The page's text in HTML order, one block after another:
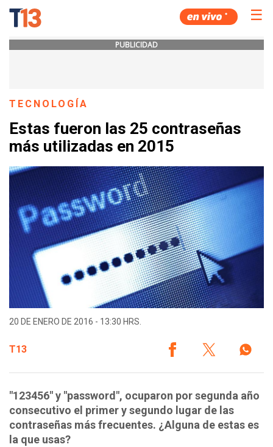
☰
PUBLICIDAD
TECNOLOGÍA
Estas fueron las 25 contraseñas
más utilizadas en 2015
20 DE ENERO DE 2016 - 13:30 HRS.
T13
"123456" y "password", ocuparon por segunda año
consecutivo el primer y segundo lugar de las
contraseñas más frecuentes. ¿Alguna de estas es
la que usas?